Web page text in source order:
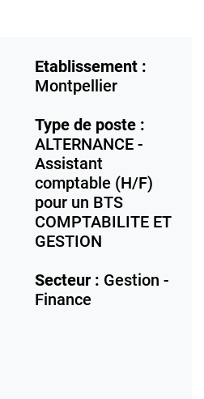
Etablissement :
Montpellier
Type de poste :
ALTERNANCE -
Assistant
comptable (H/F)
pour un BTS
COMPTABILITE ET
GESTION
Secteur : Gestion -
Finance